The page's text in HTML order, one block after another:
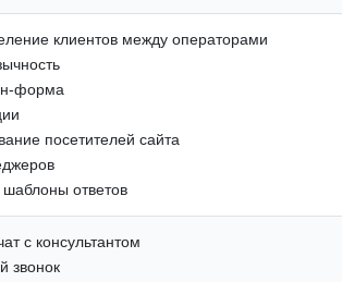
клиентов между операторами
форма
посетителей сайта
ответов
с консультантом
звонок